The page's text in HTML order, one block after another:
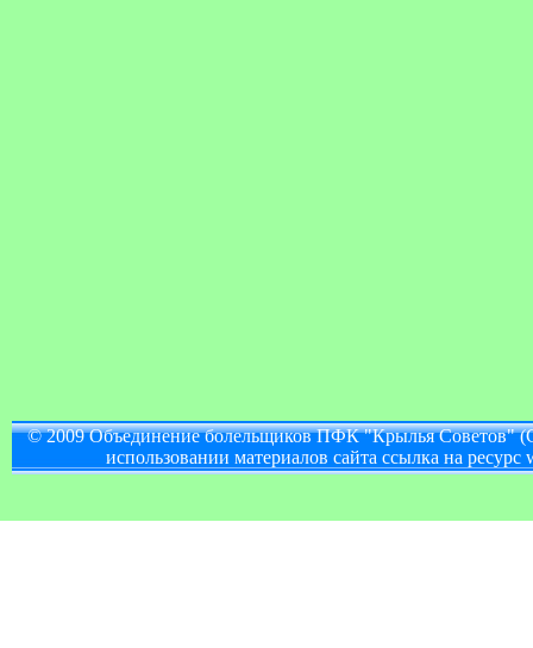
© 2009 Объединение болельщиков ПФК "Крылья
использовании материалов сайта ссылка на ресурс